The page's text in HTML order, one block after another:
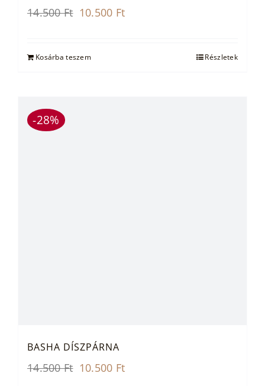
14.500Ft Original
14.500 Ft.
10.500 FtCurrent
Kosárba teszem Részletek
-28%
BASHA DÍSZPÁRNA
14.500Ft Original
10.500 FtCurrent